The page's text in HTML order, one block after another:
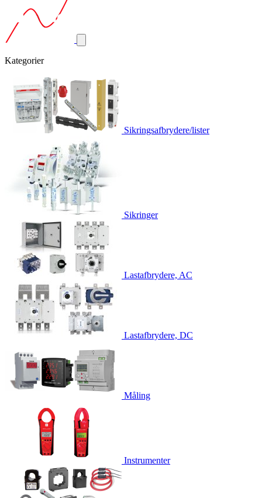
Kategorier
Sikringsafbrydere/lister
Sikringer
Lastafbrydere, AC
Lastafbrydere, DC
Måling
Instrumenter